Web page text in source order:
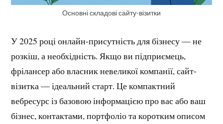
Основні складові сайту-візитки
У 2025 році онлайн-присутність для бізнесу — не
розкіш, а необхідність. Якщо ви підприємець,
фрілансер або власник невеликої компанії, сайт-
візитка — ідеальний старт. Це компактний
вебресурс із базовою інформацією про вас або ваш
бізнес, контактами, портфоліо та коротким описом